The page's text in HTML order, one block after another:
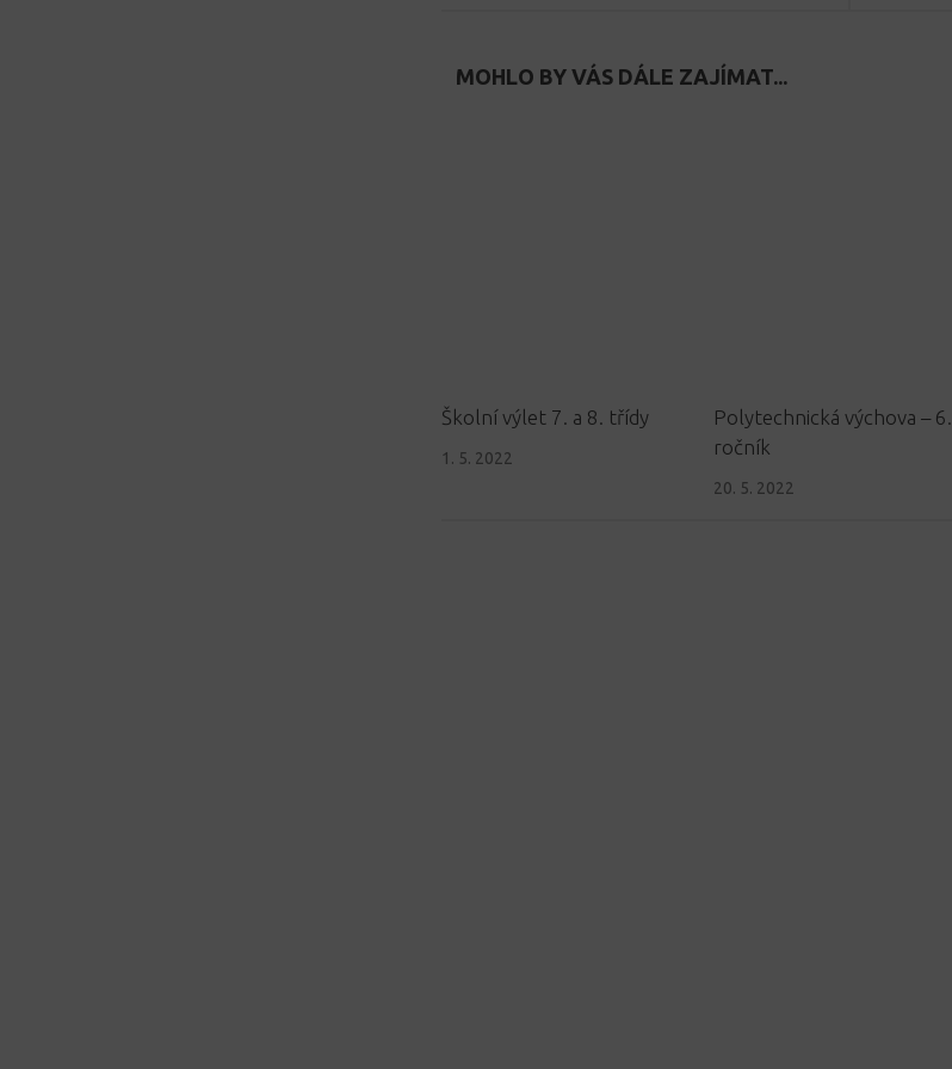
MOHLO BY VÁS DÁLE ZAJÍMAT...
Školní výlet 7. a 8. třídy
1. 5. 2022
Polytechnická výchova – 6.
ročník
20. 5. 2022